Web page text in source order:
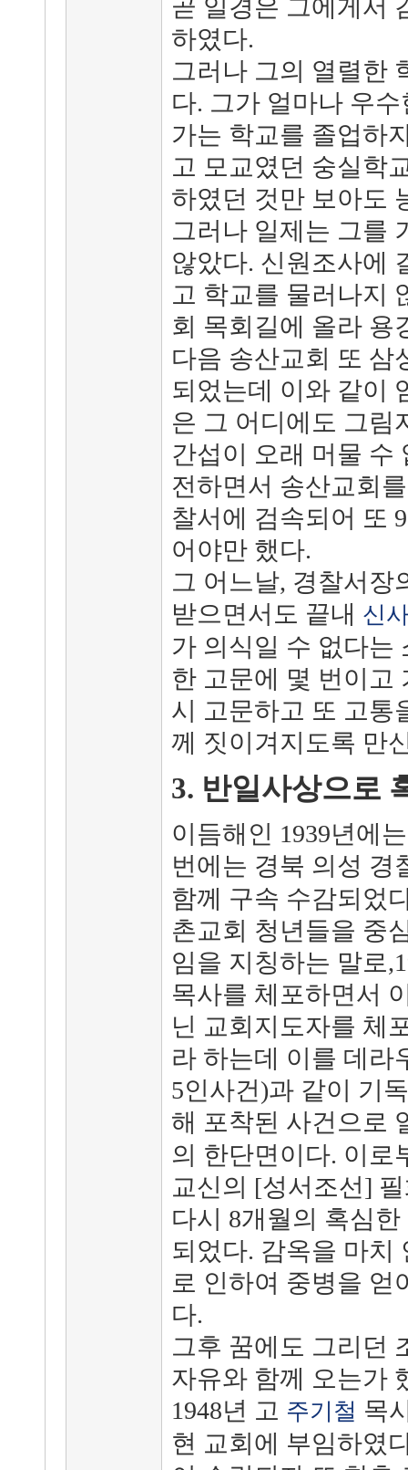
곧 일경은 그에게서
하였다.
그러나 그의 열렬한
다. 그가 얼마나 우
가는 학교를 졸업하
고 모교였던 숭실학
하였던 것만 보아도
그러나 일제는 그를
않았다. 신원조사에
고 학교를 물러나지
회 목회길에 올라 용
다음 송산교회 또 삼
되었는데 이와 같이
은 그 어디에도 그림
간섭이 오래 머물 수
전하면서 송산교회
찰서에 검속되어 또
어야만 했다.
그 어느날, 경찰서장
받으면서도 끝내 신
가 의식일 수 없다는
한 고문에 몇 번이고
시 고문하고 또 고통
께 짓이겨지도록 만
3. 반일사상으로
이듬해인 1939년에
번에는 경북 의성 경
함께 구속 수감되었
촌교회 청년들을 중
임을 지칭하는 말로
목사를 체포하면서
닌 교회지도자를 체
라 하는데 이를 데라
5인사건)과 같이 기
해 포착된 사건으로
의 한단면이다. 이로
교신의 [성서조선]
다시 8개월의 혹심
되었다. 감옥을 마치
로 인하여 중병을 얻
다.
그후 꿈에도 그리던
자유와 함께 오는가
1948년 고 주기철 목
현 교회에 부임하였